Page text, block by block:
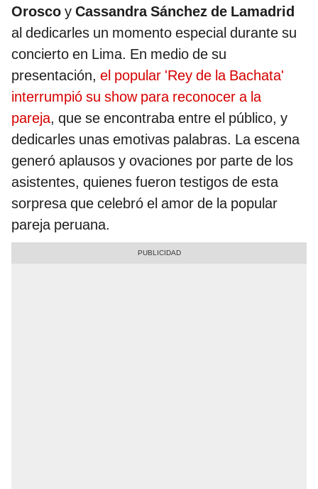
Orosco y Cassandra Sánchez de Lamadrid
al dedicarles un momento especial durante su
concierto en Lima. En medio de su
presentación, el popular 'Rey de la Bachata'
interrumpió su show para reconocer a la
pareja, que se encontraba entre el público, y
dedicarles unas emotivas palabras. La escena
generó aplausos y ovaciones por parte de los
asistentes, quienes fueron testigos de esta
sorpresa que celebró el amor de la popular
pareja peruana.